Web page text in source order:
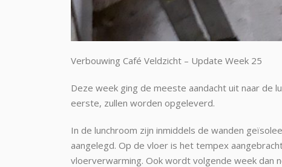
Verbouwing Café Veldzicht – Update Week 25
Deze week ging de meeste aandacht uit naar de
eerste, zullen worden opgeleverd.
In de lunchroom zijn inmiddels de wanden
aangelegd. Op de vloer is het tempex
vloerverwarming. Ook wordt volgende week dan